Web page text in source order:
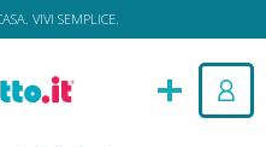
VIVI SEMPLICE.